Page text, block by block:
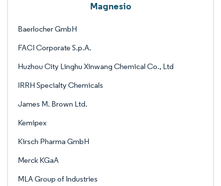
Magnesio
Baerlocher GmbH
FACI Corporate S.p.A.
Huzhou City Linghu Xinwang Chemical Co., Ltd
IRRH Specialty Chemicals
James M. Brown Ltd.
Kemipex
Kirsch Pharma GmbH
Merck KGaA
MLA Group of Industries